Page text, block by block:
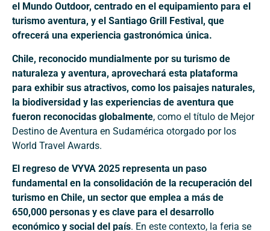
el Mundo Outdoor, centrado en el equipamiento para el
turismo aventura, y el Santiago Grill Festival, que
ofrecerá una experiencia gastronómica única.
Chile, reconocido mundialmente por su turismo de
naturaleza y aventura, aprovechará esta plataforma
para exhibir sus atractivos, como los paisajes naturales,
la biodiversidad y las experiencias de aventura que
fueron reconocidas globalmente, como el título de Mejor
Destino de Aventura en Sudamérica otorgado por los
World Travel Awards.
El regreso de VYVA 2025 representa un paso
fundamental en la consolidación de la recuperación del
turismo en Chile, un sector que emplea a más de
650,000 personas y es clave para el desarrollo
económico y social del país. En este contexto, la feria se